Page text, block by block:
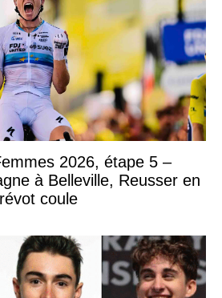
2026, étape 5 –
à Belleville, Reusser en
coule